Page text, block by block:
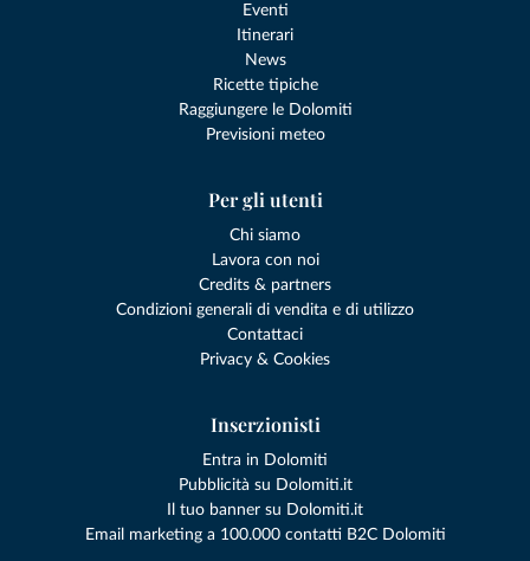
Eventi
Itinerari
News
Ricette tipiche
Raggiungere le Dolomiti
Previsioni meteo
Per gli utenti
Chi siamo
Lavora con noi
Credits & partners
Condizioni generali di vendita e di utilizzo
Contattaci
Privacy & Cookies
Inserzionisti
Entra in Dolomiti
Pubblicità su Dolomiti.it
Il tuo banner su Dolomiti.it
Email marketing a 100.000 contatti B2C Dolomiti